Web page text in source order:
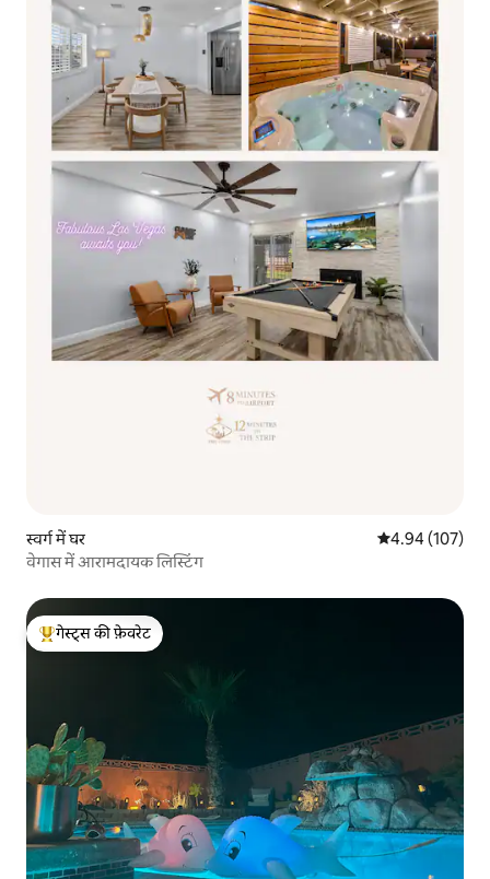
स्वर्ग में घर औसत रेटिंग 5 में से
4.94 (107)
वेगास में आरामदायक लिस्टिंग
गेस्ट्स का टॉप फ़ेवरेट
गेस्ट्स की फ़ेवरेट